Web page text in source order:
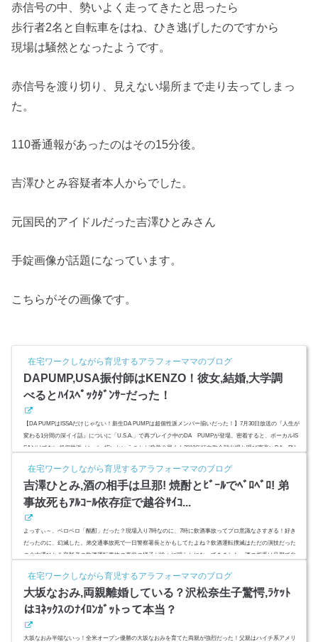
赤信号の中、勢いよく走ってきたと思ったら
歩行者2名と自転車をはね、ひき逃げしたのですから
現場は騒然となったようです。
赤信号を渡り切り、見えない場所まで走り去ってしまっ
た。
110番通報があったのはその15分後。
吉澤ひとみ容疑者本人からでした。
元国民的アイドルだった吉澤ひとみさん
手錠画像が話題になっています。
こちらがその画像です。
在宅ワークしながら育児するアラフォーママのブログ
DAPUMP,USA振付師はKENZO！彼女,結婚,大学調
べるとﾊｲｽﾍﾟｯｸﾀﾞﾝｻｰだった！
【DA PUMPはISSAだけじゃない！新生DA PUMPは超個性派メンバー揃いだった！】7月30日放送の『人生が
変わる1分間の深イイ話』についに「U.S.A.」で再ブレイク中のDA PUMPが登場。密着すると、ボーカルIS
SAだけでない超個性派メンバー揃いということが発覚？早くも2018年紅白歌合戦出場と呼び声高いDA PU
= window.adsbygoogle || ).push({});DAPUMP,USA振付師はKENZO！もはや、社会現象ともなりつつ『U.S.A.』
ブルゾンちえみ...
在宅ワークしながら育児するアラフォーママのブログ
吉澤ひとみ,酒の相手は旦那! 焼酎とﾋﾞｰﾙでﾍﾞﾛﾍﾞﾛ! 弟
事故死もｱﾙｺｰﾙ依存症で越谷ｻｲｺ...
よっすぃ～、ベロベロ「酩酊」だった？現場入り7時なのに、7時に飲酒事故ってプロ意識なさすぎる！好き
だったのに、幻滅した。弟交通事故死で一日警察署長とかもしてたよね？飲酒運転撲滅はただの演技だった
の？吉澤ひとみ容疑者の飲酒運転事故の直前の様子が徐々に明らかになってきました。酒の相手は旦那で自
20646332", enable_page_level_ads: true });スポンサーリンク(adsbygo...
在宅ワークしながら育児するアラフォーママのブログ
大坂なおみ,両親離婚している？沢松奈生子驚愕,ﾗｹｯﾄ
はﾖﾈｯｸｽのﾅｲﾛﾝｶﾞｯﾄって本当？
大坂なおみ半端ないっ！全米オープン優勝の大坂なおみを育てた両親が強烈だった！父親はハイチ系アメリ